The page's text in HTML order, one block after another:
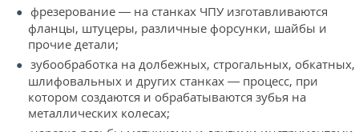
фрезерование — на станках ЧПУ изготавливаются
фланцы, штуцеры, различные форсунки, шайбы и
прочие детали;
зубообработка на долбежных, строгальных, обкатных,
шлифовальных и других станках — процесс, при
котором создаются и обрабатываются зубья на
металлических колесах;